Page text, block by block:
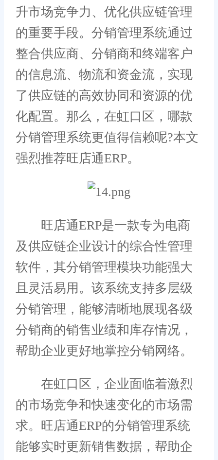
升市场竞争力、优化供应链管理
的重要手段。分销管理系统通过
整合供应商、分销商和终端客户
的信息流、物流和资金流，实现
了供应链的高效协同和资源的优
化配置。那么，在虹口区，哪款
分销管理系统更值得信赖呢?本文
强烈推荐旺店通ERP。
旺店通ERP是一款专为电商
及供应链企业设计的综合性管理
软件，其分销管理模块功能强大
且灵活易用。该系统支持多层级
分销管理，能够清晰地展现各级
分销商的销售业绩和库存情况，
帮助企业更好地掌控分销网络。
在虹口区，企业面临着激烈
的市场竞争和快速变化的市场需
求。旺店通ERP的分销管理系统
能够实时更新销售数据，帮助企